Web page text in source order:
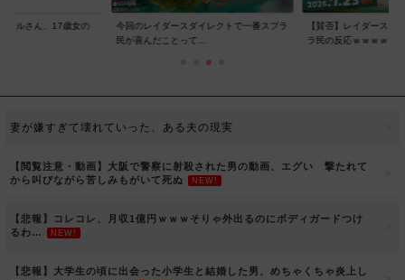
ネルさん、17歳女の
今回のレイダースダイレクトで一番スプラ
民が喜んだことって...
【賛否】レイダースダ
ラ民の反応ｗｗｗｗ...
妻が嫌すぎて壊れていった、ある夫の現実
【閲覧注意・動画】大阪で警察に射殺された男の動画、エグい 撃たれて
から叫びながら苦しみもがいて死ぬ
NEW!
【悲報】コレコレ、月収1億円ｗｗｗそりゃ外出るのにボディガードつけ
るわ…
NEW!
【悲報】大学生の頃に出会った小学生と結婚した男、めちゃくちゃ炎上し